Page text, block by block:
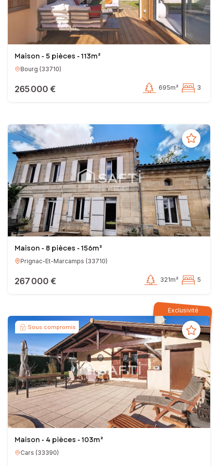
Maison - 5 pièces - 113m²
Bourg (33710)
265 000 € 695m² 3
Maison - 8 pièces - 156m²
Prignac-Et-Marcamps (33710)
267 000 € 321m² 5
Exclusivité
Sous compromis
Maison - 4 pièces - 103m²
Cars (33390)